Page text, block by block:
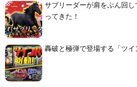
サブリーダーが肩をぶん回
ってきた！
轟破と極弾で登場する「ツイ